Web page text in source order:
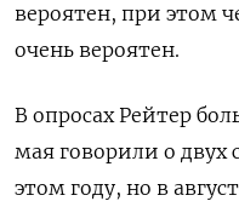
вероятен, при этом
очень вероятен.
В опросах Рейтер
мая говорили о двух
этом году, но в